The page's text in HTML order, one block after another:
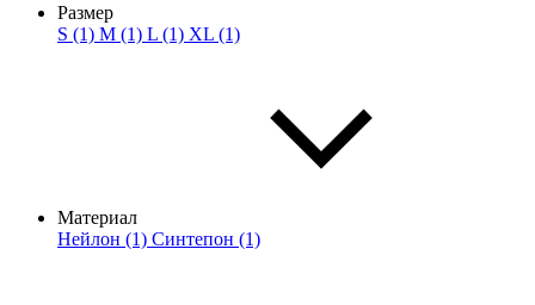
Размер
S (1) M (1) L (1) XL (1)
Материал
Нейлон (1) Синтепон (1)